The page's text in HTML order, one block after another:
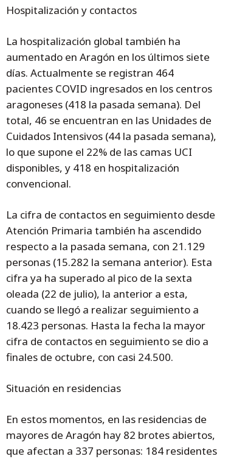
Hospitalización y contactos
La hospitalización global también ha
aumentado en Aragón en los últimos siete
días. Actualmente se registran 464
pacientes COVID ingresados en los centros
aragoneses (418 la pasada semana). Del
total, 46 se encuentran en las Unidades de
Cuidados Intensivos (44 la pasada semana),
lo que supone el 22% de las camas UCI
disponibles, y 418 en hospitalización
convencional.
La cifra de contactos en seguimiento desde
Atención Primaria también ha ascendido
respecto a la pasada semana, con 21.129
personas (15.282 la semana anterior). Esta
cifra ya ha superado al pico de la sexta
oleada (22 de julio), la anterior a esta,
cuando se llegó a realizar seguimiento a
18.423 personas. Hasta la fecha la mayor
cifra de contactos en seguimiento se dio a
finales de octubre, con casi 24.500.
Situación en residencias
En estos momentos, en las residencias de
mayores de Aragón hay 82 brotes abiertos,
que afectan a 337 personas: 184 residentes